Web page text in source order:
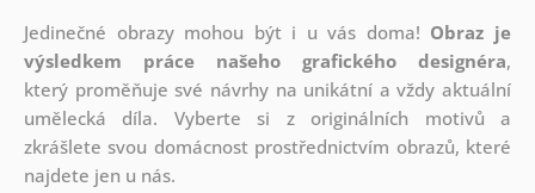
Jedinečné obrazy mohou být i u vás doma! Obraz je
výsledkem práce našeho grafického designéra,
který proměňuje své návrhy na unikátní a vždy aktuální
umělecká díla. Vyberte si z originálních motivů a
zkrášlete svou domácnost prostřednictvím obrazů, které
najdete jen u nás.